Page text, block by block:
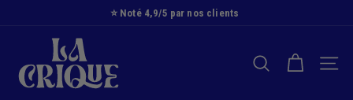
⭐️ Noté 4,9/5 par nos clients
a
C
RECHERCHER